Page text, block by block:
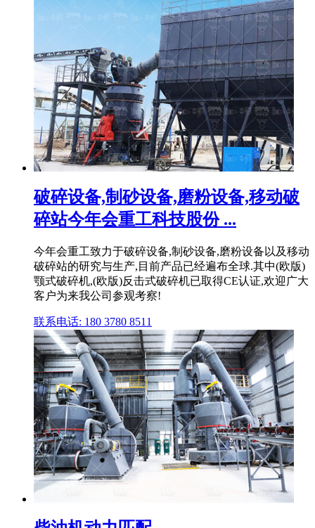
破碎设备,制砂设备,磨粉设备,移动破
碎站今年会重工科技股份 ...
今年会重工致力于破碎设备,制砂设备,磨粉设备以及移动
破碎站的研究与生产,目前产品已经遍布全球.其中(欧版)
颚式破碎机,(欧版)反击式破碎机已取得CE认证,欢迎广大
客户为来我公司参观考察!
联系电话: 180 3780 8511